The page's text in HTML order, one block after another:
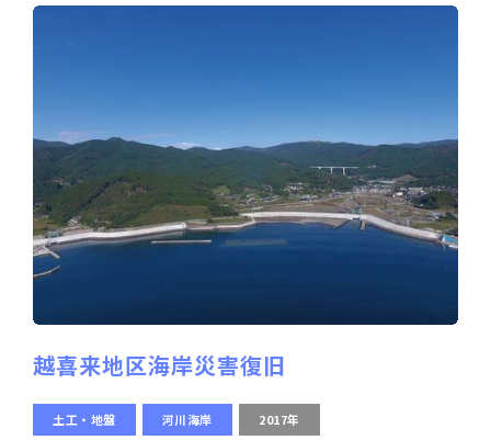
越喜来地区海岸災害復旧
土工・地盤 河川海岸 2017年